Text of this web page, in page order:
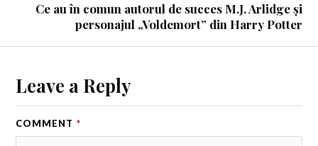
Ce au în comun autorul de succes M.J. Arlidge și
personajul „Voldemort” din Harry Potter
Leave a Reply
COMMENT *